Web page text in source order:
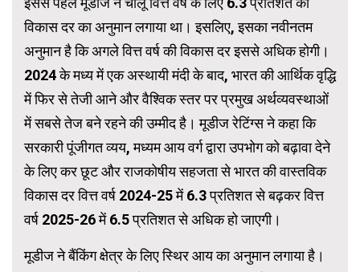
विकास दर का अनुमान लगाया था। इसलिए, इसका नवीनतम
अनुमान है कि अगले वित्त वर्ष की विकास दर इससे अधिक होगी।
2024 के मध्य में एक अस्थायी मंदी के बाद, भारत की आर्थिक वृद्धि
में फिर से तेजी आने और वैश्विक स्तर पर प्रमुख अर्थव्यवस्थाओं
में सबसे तेज बने रहने की उम्मीद है। मूडीज रेटिंग्स ने कहा कि
सरकारी पूंजीगत व्यय, मध्यम आय वर्ग द्वारा उपभोग को बढ़ावा देने
के लिए कर छूट और राजकोषीय सहजता से भारत की वास्तविक
विकास दर वित्त वर्ष 2024-25 में 6.3 प्रतिशत से बढ़कर वित्त
वर्ष 2025-26 में 6.5 प्रतिशत से अधिक हो जाएगी।
मूडीज ने बैंकिंग क्षेत्र के लिए स्थिर आय का अनुमान लगाया है।